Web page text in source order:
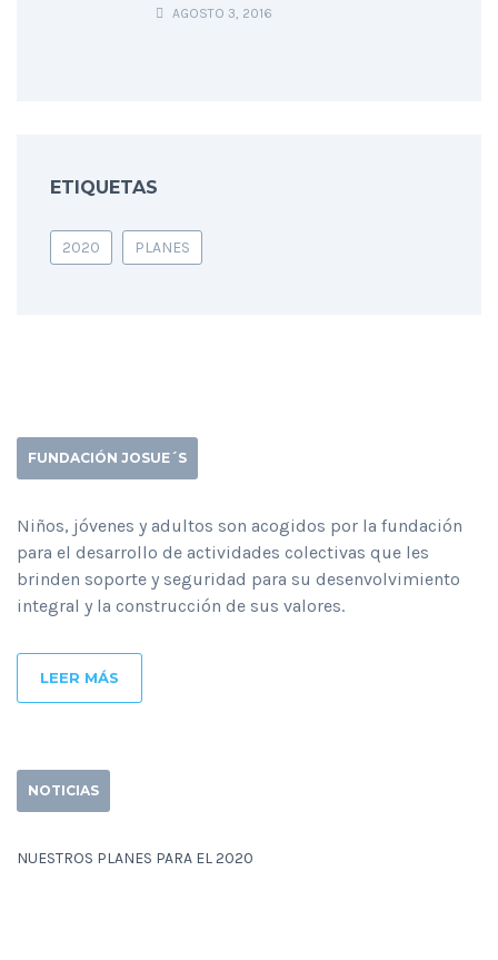
AGOSTO 3, 2016
ETIQUETAS
2020 PLANES
FUNDACIÓN JOSUE´S
Niños, jóvenes y adultos son acogidos por la fundación
para el desarrollo de actividades colectivas que les
brinden soporte y seguridad para su desenvolvimiento
integral y la construcción de sus valores.
LEER MÁS
NOTICIAS
NUESTROS PLANES PARA EL 2020